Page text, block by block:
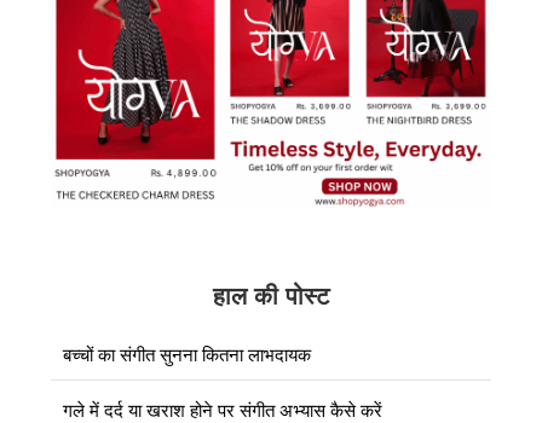
हाल की पोस्ट
बच्चों का संगीत सुनना कितना लाभदायक
गले में दर्द या खराश होने पर संगीत अभ्यास कैसे करें